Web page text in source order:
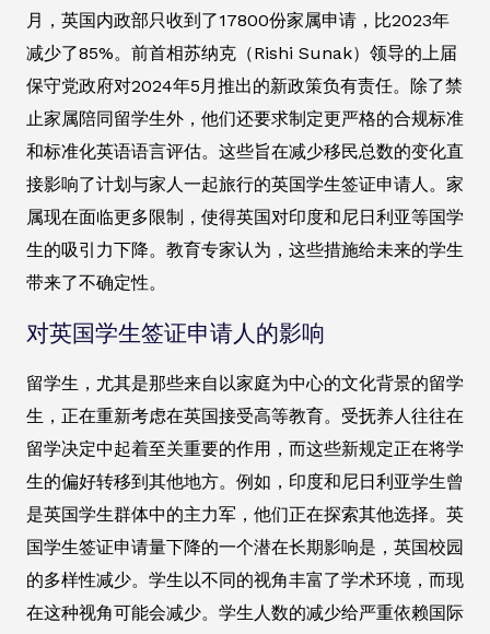
月，英国内政部只收到了17800份家属申请，比2023年
减少了85%。前首相苏纳克（Rishi Sunak）领导的上届
保守党政府对2024年5月推出的新政策负有责任。除了禁
止家属陪同留学生外，他们还要求制定更严格的合规标准
和标准化英语语言评估。这些旨在减少移民总数的变化直
接影响了计划与家人一起旅行的英国学生签证申请人。家
属现在面临更多限制，使得英国对印度和尼日利亚等国学
生的吸引力下降。教育专家认为，这些措施给未来的学生
带来了不确定性。
对英国学生签证申请人的影响
留学生，尤其是那些来自以家庭为中心的文化背景的留学
生，正在重新考虑在英国接受高等教育。受抚养人往往在
留学决定中起着至关重要的作用，而这些新规定正在将学
生的偏好转移到其他地方。例如，印度和尼日利亚学生曾
是英国学生群体中的主力军，他们正在探索其他选择。英
国学生签证申请量下降的一个潜在长期影响是，英国校园
的多样性减少。学生以不同的视角丰富了学术环境，而现
在这种视角可能会减少。学生人数的减少给严重依赖国际